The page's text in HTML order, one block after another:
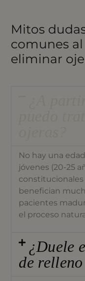
Mitos
comunes
eliminar
No hay una
jóvenes (20-25
constitucionales
benefician
pacientes
el proceso
¿Duele
de